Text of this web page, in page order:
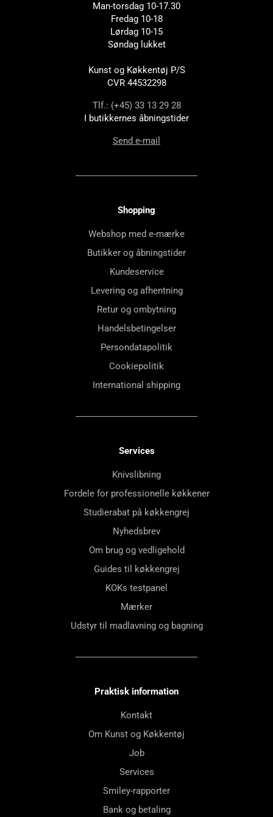
Man-torsdag 10-17.30
Fredag 10-18
Lørdag 10-15
Søndag lukket
Kunst og Køkkentøj P/S
CVR 44532298
Tlf.: (+45) 33 13 29 28
I butikkernes åbningstider
Send e-mail
Shopping
Webshop med e-mærke
Butikker og åbningstider
Kundeservice
Levering og afhentning
Retur og ombytning
Handelsbetingelser
Persondatapolitik
Cookiepolitik
International shipping
Services
Knivslibning
Fordele for professionelle køkkener
Studierabat på køkkengrej
Nyhedsbrev
Om brug og vedligehold
Guides til køkkengrej
KOKs testpanel
Mærker
Udstyr til madlavning og bagning
Praktisk information
Kontakt
Om Kunst og Køkkentøj
Job
Services
Smiley-rapporter
Bank og betaling